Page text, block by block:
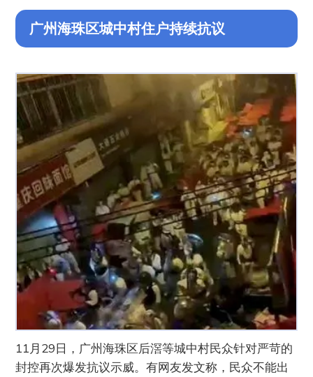
广州海珠区城中村住户持续抗议
11月29日，广州海珠区后滘等城中村民众针对严苛的
封控再次爆发抗议示威。有网友发文称，民众不能出